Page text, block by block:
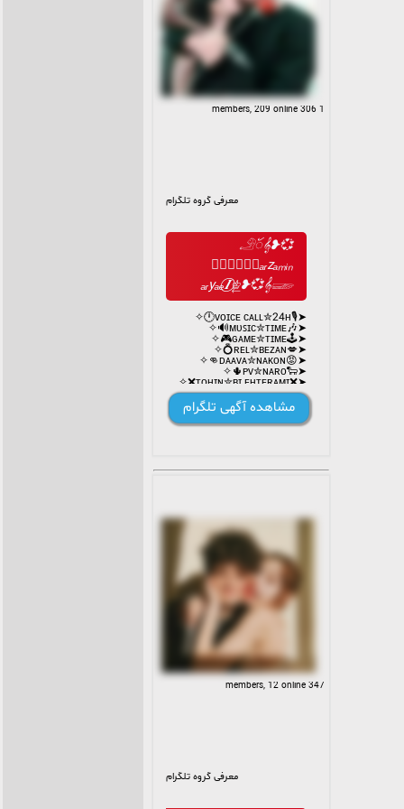
1 306 members, 209 online
معرفی گروه تلگرام
𓄂ꪰ𝄞❥💞
‌♔꯭⃮⃝⃮𝙎ₐᵣzₐₘᵢₙ
ₐᵣyₐₑ𝑰‌‌⃝♔⃮‌❥💞𝄞𓆃
➤🎙ᴠᴏɪᴄᴇ ᴄᴀʟʟ✮24ʜ🕛✧
➤🎶ᴍᴜꜱɪᴄ✮ᴛɪᴍᴇ🔊✧
➤🕹ɢᴀᴍᴇ✮ᴛɪᴍᴇ🎮✧
➤💋ʀᴇʟ✮ʙᴇᴢᴀɴ💍✧
➤😡ᴅᴀᴀᴠᴀ✮ɴᴀᴋᴏɴ👊✧
➤🐑ᴘᴠ✮ɴᴀʀᴏ🌵✧
➤❌ᴛᴏʜɪɴ✮ʙɪ ᴇʜᴛᴇʀᴀᴍɪ❌✧
➤⛔️GIF % STICKER 🔞 ⛔️
مشاهده آگهی تلگرام
347 members, 12 online
معرفی گروه تلگرام